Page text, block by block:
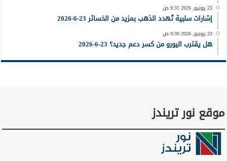
23 يونيو, 2026 9:31 ص
إشارات سلبية تُهدد الذهب بمزيد من الخسائر 23-6-2026
23 يونيو, 2026 9:30 ص
هل يقترب اليورو من كسر دعم جديد؟ 23-6-2026
موقع نور تريندز